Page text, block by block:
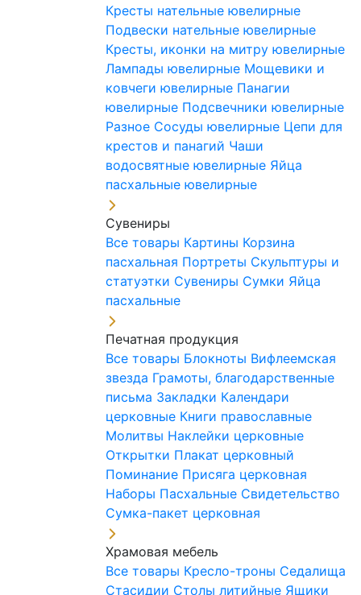
Кресты нательные ювелирные
Подвески нательные ювелирные
Кресты, иконки на митру ювелирные
Лампады ювелирные Мощевики и
ковчеги ювелирные Панагии
ювелирные Подсвечники ювелирные
Разное Сосуды ювелирные Цепи для
крестов и панагий Чаши
водосвятные ювелирные Яйца
пасхальные ювелирные
Сувениры
Все товары Картины Корзина
пасхальная Портреты Скульптуры и
статуэтки Сувениры Сумки Яйца
пасхальные
Печатная продукция
Все товары Блокноты Вифлеемская
звезда Грамоты, благодарственные
письма Закладки Календари
церковные Книги православные
Молитвы Наклейки церковные
Открытки Плакат церковный
Поминание Присяга церковная
Наборы Пасхальные Свидетельство
Сумка-пакет церковная
Храмовая мебель
Все товары Кресло-троны Седалища
Стасидии Столы литийные Ящики